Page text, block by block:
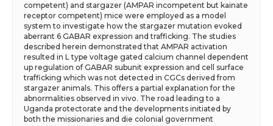
competent) and stargazer (AMPAR incompetent but kainate
receptor competent) mice were employed as a model
system to investigate how the stargazer mutation evoked
aberrant 6 GABAR expression and trafficking. The studies
described herein demonstrated that AMPAR activation
resulted in L type voltage gated calcium channel dependent
up regulation of GABAR subunit expression and cell surface
trafficking which was not detected in CGCs derived from
stargazer animals. This offers a partial explanation for the
abnormalities observed in vivo. The road leading to a
Uganda protectorate and the developments initiated by
both the missionaries and die colonial government